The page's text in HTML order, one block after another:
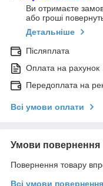
Ви отримаєте
або гроші
Детальніше
Післяплата
Оплата на рахунок
Передоплата на
Всі умови оплати
Умови повернення
Повернення товару
Всі умови повернення